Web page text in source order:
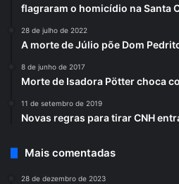
flagraram o homicídio na Santa
28 de julho de 2022
A morte de Júlio põe Dom
8 de junho de 2017
Morte de Isadora Pötter choca
11 de setembro de 2019
Novas regras para tirar CNH
Mais comentadas
28 de dezembro de 2023